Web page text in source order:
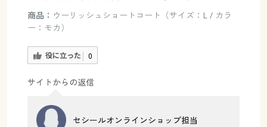
商品： ウーリッシュショートコート（サイズ：L / カラ
ー：モカ）
役に立った 0
サイトからの返信
セシールオンラインショップ担当